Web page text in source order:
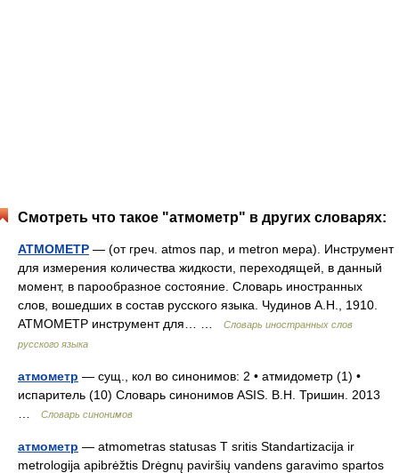
Смотреть что такое "атмометр" в других словарях:
АТМОМЕТР — (от греч. atmos пар, и metron мера). Инструмент
для измерения количества жидкости, переходящей, в данный
момент, в парообразное состояние. Словарь иностранных
слов, вошедших в состав русского языка. Чудинов А.Н., 1910.
АТМОМЕТР инструмент для… …
Словарь иностранных слов
русского языка
атмометр — сущ., кол во синонимов: 2 • атмидометр (1) •
испаритель (10) Словарь синонимов ASIS. В.Н. Тришин. 2013
Словарь синонимов
атмометр — atmometras statusas T sritis Standartizacija ir
metrologija apibrėžtis Drėgnų paviršių vandens garavimo spartos